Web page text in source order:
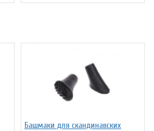
Башмаки для скандинавских